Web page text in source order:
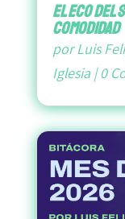
El Eco del
Comodidad
porLuis
Iglesia|0